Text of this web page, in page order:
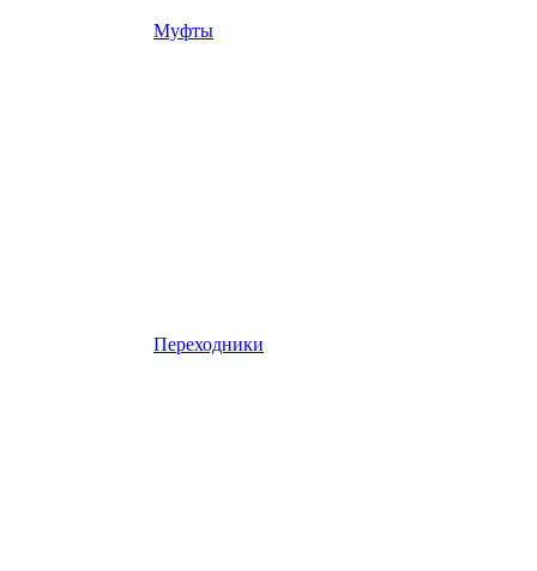
Муфты
Переходники